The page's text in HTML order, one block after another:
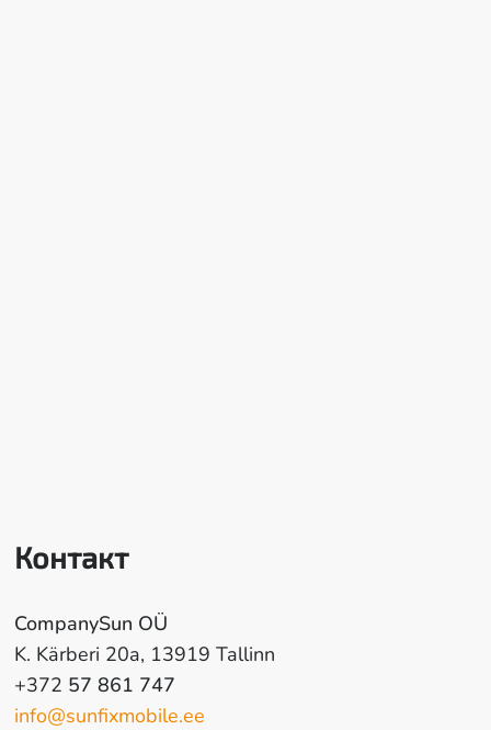
Контакт
CompanySun OÜ
K. Kärberi 20a, 13919 Tallinn
+372 57 861 747
info@sunfixmobile.ee